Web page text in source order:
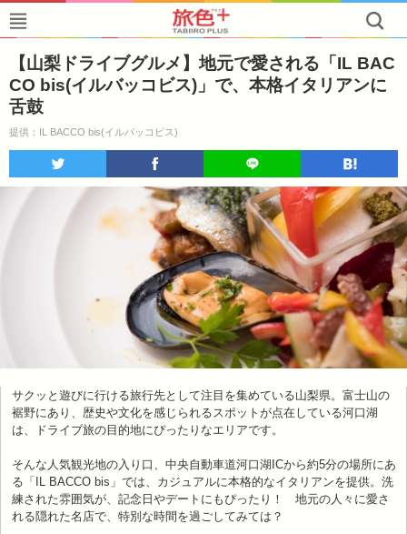
【山梨ドライブグルメ】地元で愛される「IL BAC
CO bis(イルバッコビス)」で、本格イタリアンに
舌鼓
提供：IL BACCO bis(イルバッコビス)
サクッと遊びに行ける旅行先として注目を集めている山梨県。富士山の
裾野にあり、歴史や文化を感じられるスポットが点在している河口湖
は、ドライブ旅の目的地にぴったりなエリアです。
そんな人気観光地の入り口、中央自動車道河口湖ICから約5分の場所にあ
る「IL BACCO bis」では、カジュアルに本格的なイタリアンを提供。洗
練された雰囲気が、記念日やデートにもぴったり！ 地元の人々に愛さ
れる隠れた名店で、特別な時間を過ごしてみては？